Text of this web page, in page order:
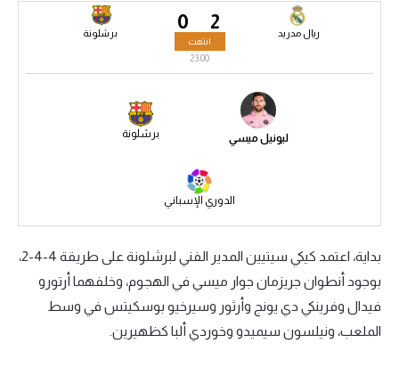
الدوري الإسباني
دوري أبطال أوروبا
كرة يد
كرة طائرة
الوطن العربي
2 ريال مدريد 0 برشلونة
انتهت
23:00
ليونيل ميسي برشلونة
الدوري الإسباني
بداية، اعتمد كيكي سيتيين المدير الفني لبرشلونة على طريقة 4-4-2،
بوجود أنطوان جريزمان جوار ميسي في الهجوم، وخلفهما أرتورو
فيدال وفرينكي دي يونج وأرثور وسيرخيو بوسكيتس في وسط
الملعب، ونيلسون سيميدو وخوردي ألبا كظهيرين.